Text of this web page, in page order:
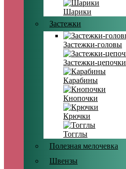
Шарики
Застежки
Застежки-головы
Застежки-цепочки
Карабины
Кнопочки
Крючки
Тогглы
Полезная мелочевка
Швензы